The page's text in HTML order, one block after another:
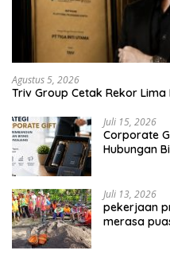
Agustus 5, 2026
Triv Group Cetak Rekor
Juli 15, 2026
Corporate
Hubungan
Juli 13, 2026
pekerjaan
merasa